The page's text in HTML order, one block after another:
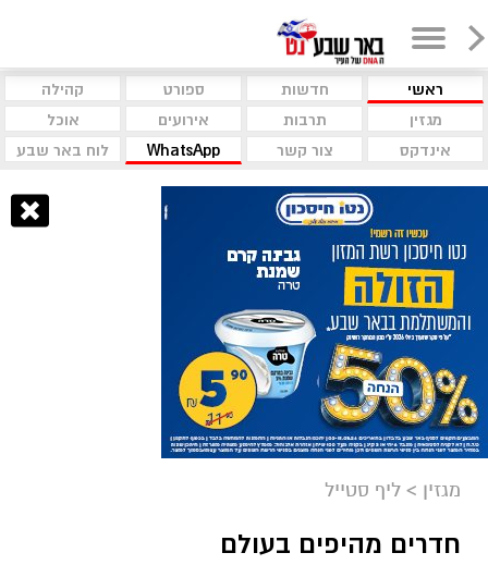
ראשי חדשות ספורט
קהילה
מגזין
תרבות אירועים
אוכל
אינדקס
צור קשר WhatsApp לוח באר שבע
מגזין > ליף סטייל
חדרים מהיפים בעולם